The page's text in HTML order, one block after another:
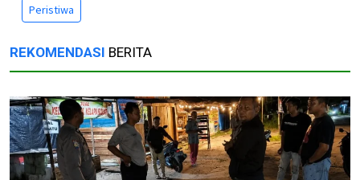
Peristiwa
REKOMENDASI BERITA